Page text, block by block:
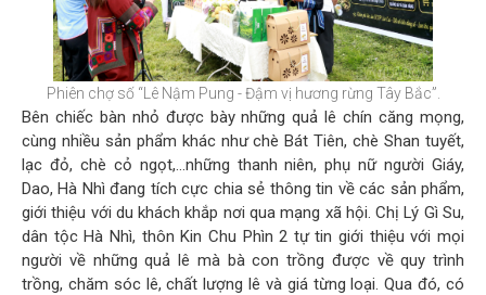
Phiên chợ số “Lê Nậm Pung - Đậm vị hương rừng Tây Bắc”.
Bên chiếc bàn nhỏ được bày những quả lê chín căng mọng,
cùng nhiều sản phẩm khác như chè Bát Tiên, chè Shan tuyết,
lạc đỏ, chè cỏ ngọt,…những thanh niên, phụ nữ người Giáy,
Dao, Hà Nhì đang tích cực chia sẻ thông tin về các sản phẩm,
giới thiệu với du khách khắp nơi qua mạng xã hội. Chị Lý Gì Su,
dân tộc Hà Nhì, thôn Kin Chu Phìn 2 tự tin giới thiệu với mọi
người về những quả lê mà bà con trồng được về quy trình
trồng, chăm sóc lê, chất lượng lê và giá từng loại. Qua đó, có